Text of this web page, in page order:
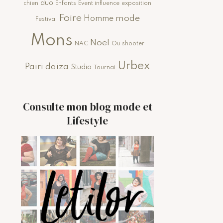
chien duo Enfants Event influence exposition
Festival Foire Homme mode
Mons NAC Noel Ou shooter
Pairi daiza Studio Tournai Urbex
Consulte mon blog mode et
Lifestyle